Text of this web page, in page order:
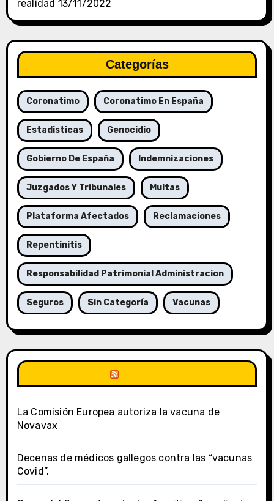
realidad 13/11/2022
Categorías
Coronatimo Coronatimo En España
Estadisticas Genocidio
Gobierno De España Indemnizaciones
Juzgados Y Tribunales Multas
Plataforma Afectados Reclamaciones
Repentinitis
Responsabilidad Patrimonial Administracion
Seguros Sin Categoría Vacunas
La Comisión Europea autoriza la vacuna de
Novavax
Decenas de médicos gallegos contra las “vacunas
Covid”.